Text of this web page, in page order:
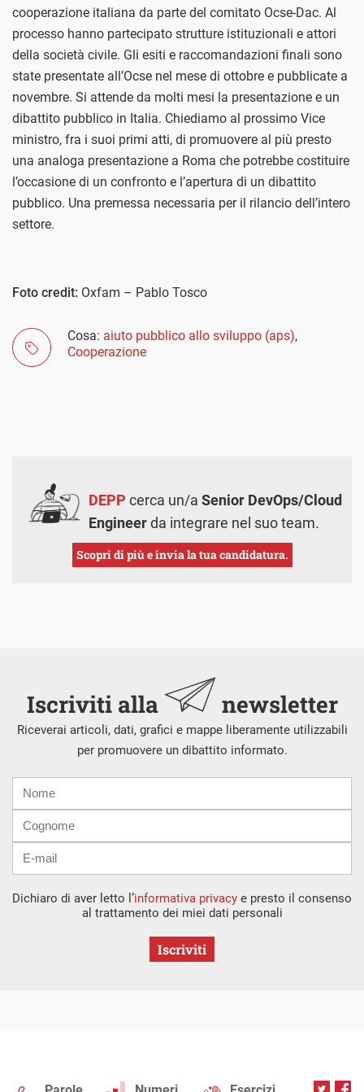
cooperazione italiana da parte del comitato Ocse-Dac. Al
processo hanno partecipato strutture istituzionali e attori
della società civile. Gli esiti e raccomandazioni finali sono
state presentate all’Ocse nel mese di ottobre e pubblicate a
novembre. Si attende da molti mesi la presentazione e un
dibattito pubblico in Italia. Chiediamo al prossimo Vice
ministro, fra i suoi primi atti, di promuovere al più presto
una analoga presentazione a Roma che potrebbe costituire
l’occasione di un confronto e l’apertura di un dibattito
pubblico. Una premessa necessaria per il rilancio dell’intero
settore.
Foto credit: Oxfam – Pablo Tosco
Cosa: aiuto pubblico allo sviluppo (aps),
Cooperazione
DEPP cerca un/a Senior DevOps/Cloud
Engineerda integrare nel suo team.
Scopri di più e invia la tua candidatura.
Iscriviti alla newsletter
Riceverai articoli, dati, grafici e mappe liberamente utilizzabili
per promuovere un dibattito informato.
mail
Dichiaro di aver letto l’informativa privacy e presto il consenso
al trattamento dei miei dati personali
Iscriviti